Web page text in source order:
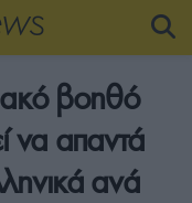
βοηθό
να απαντά
ανά